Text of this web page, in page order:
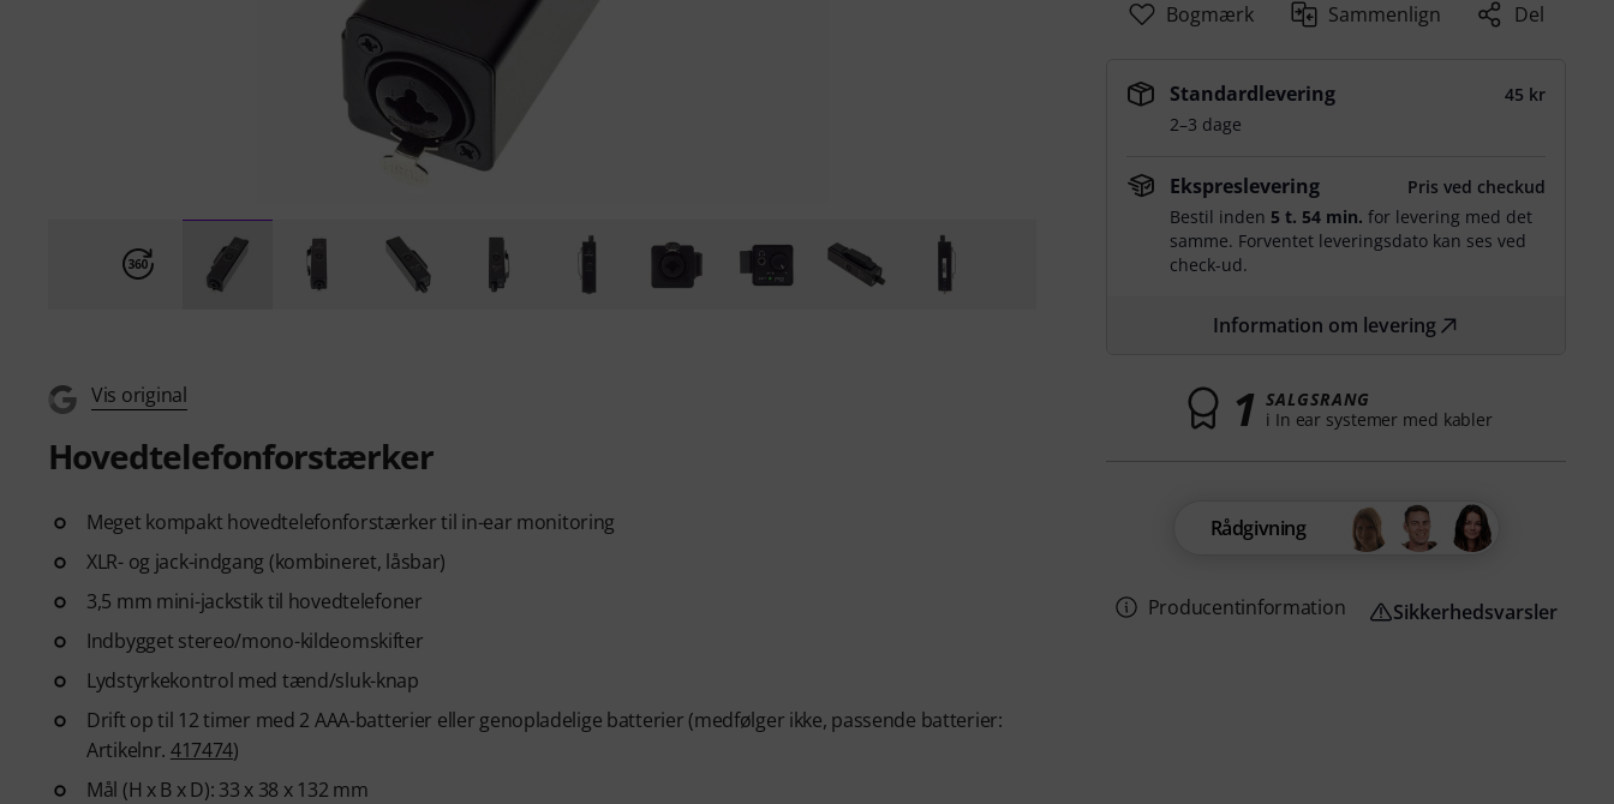
Vis original
Hovedtelefonforstærker
Meget kompakt hovedtelefonforstærker til in-ear monitoring
XLR- og jack-indgang (kombineret, låsbar)
3,5 mm mini-jackstik til hovedtelefoner
Indbygget stereo/mono-kildeomskifter
Lydstyrkekontrol med tænd/sluk-knap
Drift op til 12 timer med 2 AAA-batterier eller genopladelige batterier (medfølger ikke, passende batterier:
Artikelnr. 417474)
Mål (H x B x D): 33 x 38 x 132 mm
Bogmærk Sammenlign Del
Standardlevering
45 kr
2–3 dage
Ekspreslevering
Pris ved checkud
Bestil inden 5 t. 54 min. for levering med det
samme. Forventet leveringsdato kan ses ved
check-ud.
Information om levering
1 SALGSRANG
i In ear systemer med kabler
Rådgivning
Producentinformation Sikkerhedsvarsler